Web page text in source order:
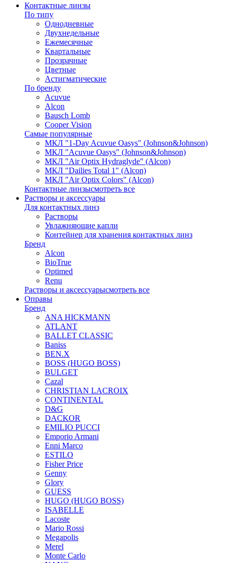
Контактные линзы
По типу
Однодневные
Двухнедельные
Ежемесячные
Квартальные
Прозрачные
Цветные
Астигматические
По бренду
Acuvue
Alcon
Bausch Lomb
Cooper Vision
Самые популярные
МКЛ "1-Day Acuvue Oasys" (Johnson&Johnson)
МКЛ "Acuvue Oasys" (Johnson&Johnson)
МКЛ "Air Optix Hydraglyde" (Alcon)
МКЛ "Dailies Total 1" (Alcon)
МКЛ "Air Optix Colors" (Alcon)
Контактные линзысмотреть все
Растворы и аксессуары
Для контактных линз
Растворы
Увлажняющие капли
Контейнер для хранения контактных линз
Бренд
Alcon
BioTrue
Optimed
Renu
Растворы и аксессуарысмотреть все
Оправы
Бренд
ANA HICKMANN
ATLANT
BALLET CLASSIC
Baniss
BEN.X
BOSS (HUGO BOSS)
BULGET
Cazal
CHRISTIAN LACROIX
CONTINENTAL
D&G
DACKOR
EMILIO PUCCI
Emporio Armani
Enni Marco
ESTILO
Fisher Price
Genny
Glory
GUESS
HUGO (HUGO BOSS)
ISABELLE
Lacoste
Mario Rossi
Megapolis
Merel
Monte Carlo